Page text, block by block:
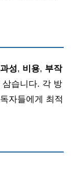
성, 비용, 부작
습니다. 각 방
자들에게 최적